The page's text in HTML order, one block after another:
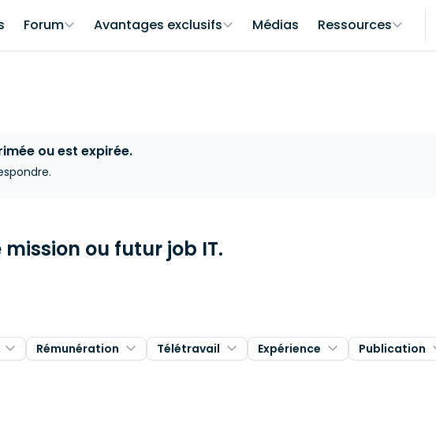
Forum Avantages exclusifs Médias Ressources
ou est expirée.
ou futur job IT.
Rémunération Télétravail Expérience Publication